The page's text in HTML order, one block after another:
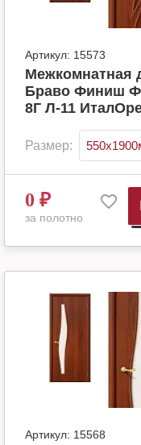
Артикул: 15573
Межкомнатная
Браво Финиш
8Г Л-11
Размер:
0 ₽
за полотно
Артикул: 15568